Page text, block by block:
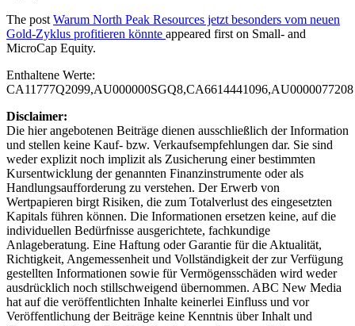
The post Warum North Peak Resources jetzt besonders vom neuen
Gold-Zyklus profitieren könnte appeared first on Small- and
MicroCap Equity.
Enthaltene Werte:
CA11777Q2099,AU000000SGQ8,CA6614441096,AU0000077208
Disclaimer:
Die hier angebotenen Beiträge dienen ausschließlich der Information
und stellen keine Kauf- bzw. Verkaufsempfehlungen dar. Sie sind
weder explizit noch implizit als Zusicherung einer bestimmten
Kursentwicklung der genannten Finanzinstrumente oder als
Handlungsaufforderung zu verstehen. Der Erwerb von
Wertpapieren birgt Risiken, die zum Totalverlust des eingesetzten
Kapitals führen können. Die Informationen ersetzen keine, auf die
individuellen Bedürfnisse ausgerichtete, fachkundige
Anlageberatung. Eine Haftung oder Garantie für die Aktualität,
Richtigkeit, Angemessenheit und Vollständigkeit der zur Verfügung
gestellten Informationen sowie für Vermögensschäden wird weder
ausdrücklich noch stillschweigend übernommen. ABC New Media
hat auf die veröffentlichten Inhalte keinerlei Einfluss und vor
Veröffentlichung der Beiträge keine Kenntnis über Inhalt und